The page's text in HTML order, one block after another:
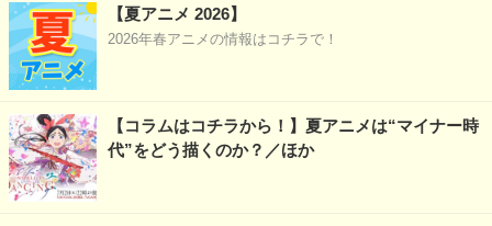
【夏アニメ 2026】
2026年春アニメの情報はコチラで！
【コラムはコチラから！】夏アニメは“マイナー時
代”をどう描くのか？／ほか